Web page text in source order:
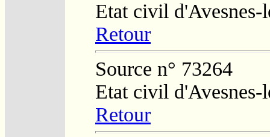
Etat civil d'Avesnes-
Retour
Source n° 73264
Etat civil d'Avesnes-
Retour